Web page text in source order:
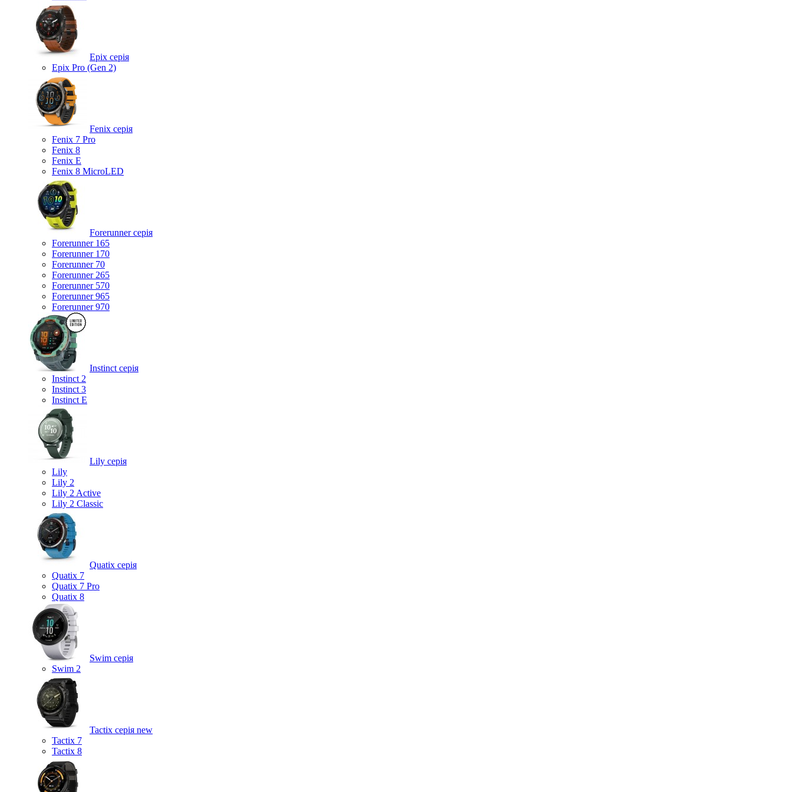
Epix серія
Epix Pro (Gen 2)
Fenix серія
Fenix 7 Pro
Fenix 8
Fenix ​​E
Fenix 8 MicroLED
Forerunner серія
Forerunner 165
Forerunner 170
Forerunner 70
Forerunner 265
Forerunner 570
Forerunner 965
Forerunner 970
Instinct серія
Instinct 2
Instinct 3
Instinct E
Lily серія
Lily
Lily 2
Lily 2 Active
Lily 2 Classic
Quatix серія
Quatix 7
Quatix 7 Pro
Quatix 8
Swim серія
Swim 2
Tactix серія new
Tactix 7
Tactix 8